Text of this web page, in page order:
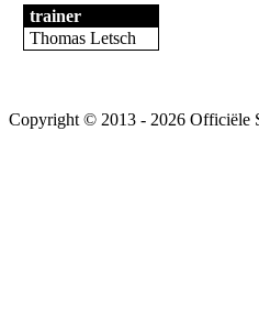
trainer
Thomas Letsch
Copyright © 2013 - 2026 Officiële